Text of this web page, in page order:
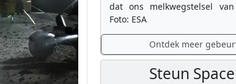
dat ons melkwegstelsel
Foto: ESA
Ontdek meer
Steun